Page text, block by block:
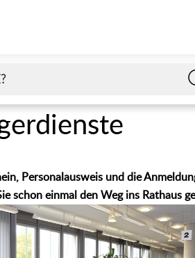
Personalausweis und die
schon einmal den Weg ins Rathaus